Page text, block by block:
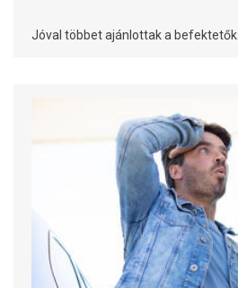
Jóval többet ajánlottak a befektetők.